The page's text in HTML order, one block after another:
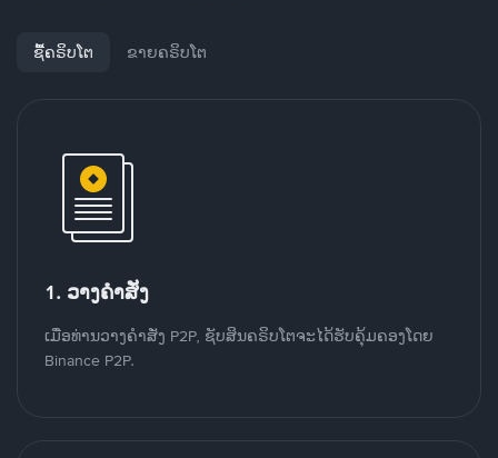
ຊື້ຄຣິບໂຕ ຂາຍຄຣິບໂຕ
1. ວາງຄໍາສັ່ງ
ເມື່ອທ່ານວາງຄໍາສັ່ງ P2P, ຊັບສິນຄຣິບໂຕຈະໄດ້ຮັບຄຸ້ມຄອງໂດຍ
Binance P2P.